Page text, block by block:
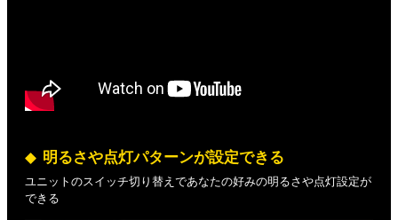
明るさや点灯パターンが設定できる
ユニットのスイッチ切り替えであなたの好みの明るさや点灯設定が
できる